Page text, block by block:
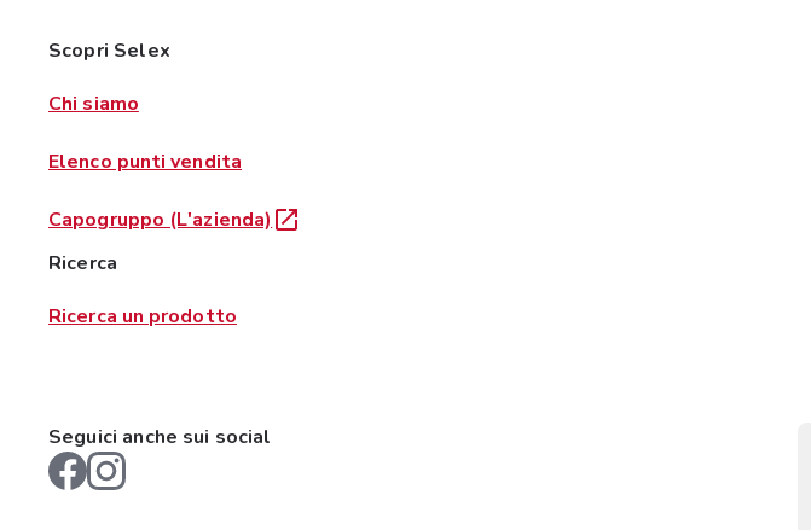
Scopri Selex
Chi siamo
Elenco punti vendita
Capogruppo (L'azienda)
Ricerca
Ricerca un prodotto
Seguici anche sui social